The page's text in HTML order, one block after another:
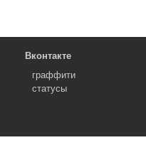
Вконтакте
граффити
статусы